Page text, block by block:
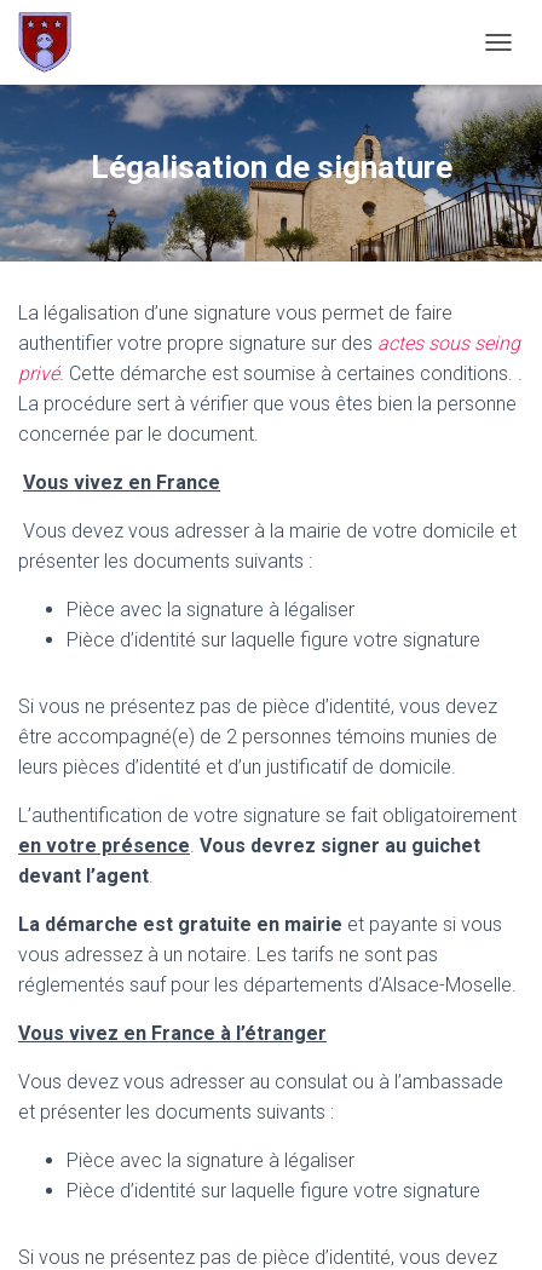
Légalisation de signature
La légalisation d’une signature vous permet de faire
authentifier votre propre signature sur des actes sous seing
privé. Cette démarche est soumise à certaines conditions. .
La procédure sert à vérifier que vous êtes bien la personne
concernée par le document.
Vous vivez en France
Vous devez vous adresser à la mairie de votre domicile et
présenter les documents suivants :
Pièce avec la signature à légaliser
Pièce d’identité sur laquelle figure votre signature
Si vous ne présentez pas de pièce d’identité, vous devez
être accompagné(e) de 2 personnes témoins munies de
leurs pièces d’identité et d’un justificatif de domicile.
L’authentification de votre signature se fait obligatoirement
en votre présence. Vous devrez signer au guichet
devant l’agent.
La démarche est gratuite en mairie et payante si vous
vous adressez à un notaire. Les tarifs ne sont pas
réglementés sauf pour les départements d’Alsace-Moselle.
Vous vivez en France à l’étranger
Vous devez vous adresser au consulat ou à l’ambassade
et présenter les documents suivants :
Pièce avec la signature à légaliser
Pièce d’identité sur laquelle figure votre signature
Si vous ne présentez pas de pièce d’identité, vous devez